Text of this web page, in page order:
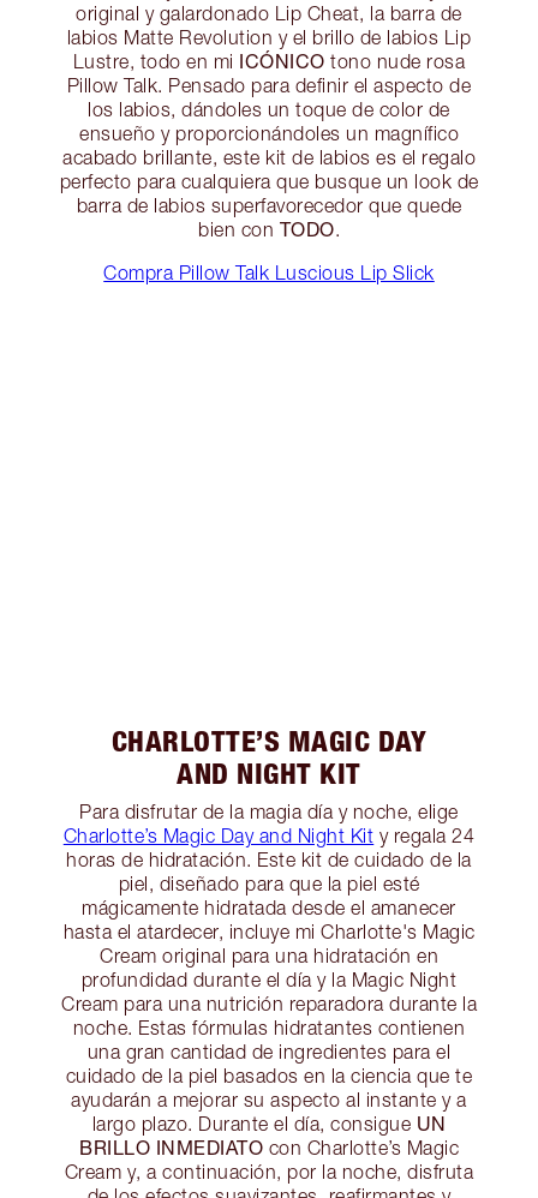
original y galardonado Lip Cheat, la barra de
labios Matte Revolution y el brillo de labios Lip
Lustre, todo en mi ICÓNICO tono nude rosa
Pillow Talk. Pensado para definir el aspecto de
los labios, dándoles un toque de color de
ensueño y proporcionándoles un magnífico
acabado brillante, este kit de labios es el regalo
perfecto para cualquiera que busque un look de
barra de labios superfavorecedor que quede
bien con TODO.
Compra Pillow Talk Luscious Lip Slick
CHARLOTTE’S MAGIC DAY
AND NIGHT KIT
Para disfrutar de la magia día y noche, elige
Charlotte’s Magic Day and Night Kit y regala 24
horas de hidratación. Este kit de cuidado de la
piel, diseñado para que la piel esté
mágicamente hidratada desde el amanecer
hasta el atardecer, incluye mi Charlotte's Magic
Cream original para una hidratación en
profundidad durante el día y la Magic Night
Cream para una nutrición reparadora durante la
noche. Estas fórmulas hidratantes contienen
una gran cantidad de ingredientes para el
cuidado de la piel basados en la ciencia que te
ayudarán a mejorar su aspecto al instante y a
largo plazo. Durante el día, consigue UN
BRILLO INMEDIATO con Charlotte’s Magic
Cream y, a continuación, por la noche, disfruta